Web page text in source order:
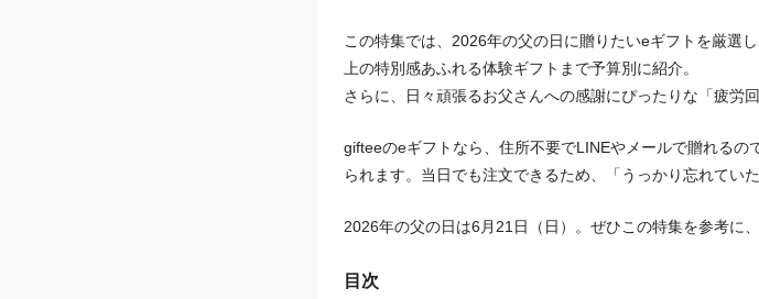
この特集では、2026年の父の日に贈りたいeギフトを厳選
上の特別感あふれる体験ギフトまで予算別に紹介。
さらに、日々頑張るお父さんへの感謝にぴったりな「疲労
gifteeのeギフトなら、住所不要でLINEやメールで贈れる
られます。当日でも注文できるため、「うっかり忘れてい
2026年の父の日は6月21日（日）。ぜひこの特集を参考に
目次